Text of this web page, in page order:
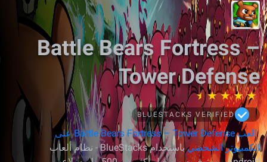
Battle Bears Fortress –
Tower Defense
BLUESTACKS VERIFIED
العب Battle Bears Fortress – Tower Defense على
الكمبيوتر الشخصي
باستخدام BlueStacks - نظام ألعاب